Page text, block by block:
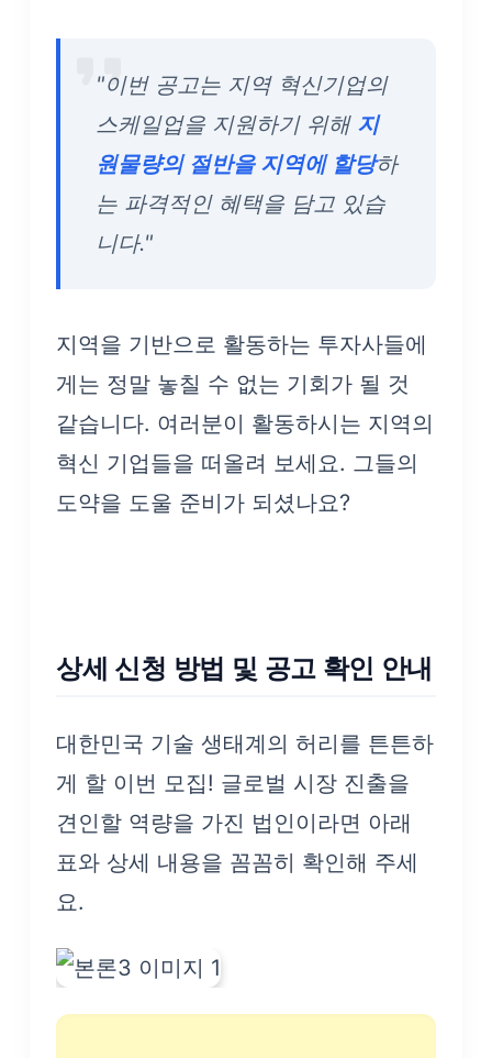
"이번 공고는 지역 혁신기업의
스케일업을 지원하기 위해 지
원물량의 절반을 지역에 할당하
는 파격적인 혜택을 담고 있습
니다."
지역을 기반으로 활동하는 투자사들에
게는 정말 놓칠 수 없는 기회가 될 것
같습니다. 여러분이 활동하시는 지역의
혁신 기업들을 떠올려 보세요. 그들의
도약을 도울 준비가 되셨나요?
상세 신청 방법 및 공고 확인 안내
대한민국 기술 생태계의 허리를 튼튼하
게 할 이번 모집! 글로벌 시장 진출을
견인할 역량을 가진 법인이라면 아래
표와 상세 내용을 꼼꼼히 확인해 주세
요.